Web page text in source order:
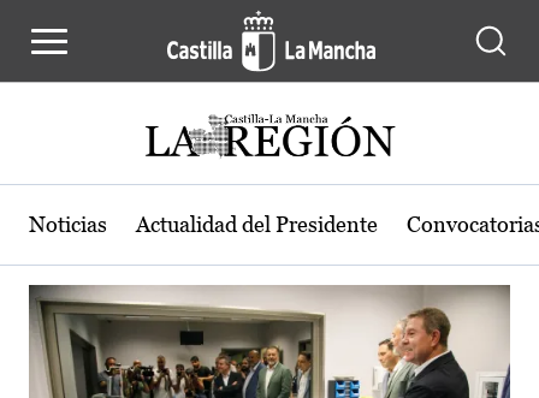
Actualidad de la región de Castilla-
Noticias Actualidad del Presidente